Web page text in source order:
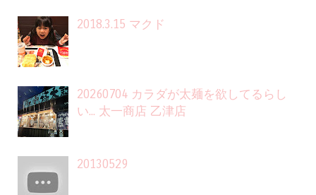
2018.3.15 マクド
20260704 カラダが太麺を欲してるらし
い... 太一商店 乙津店
20130529